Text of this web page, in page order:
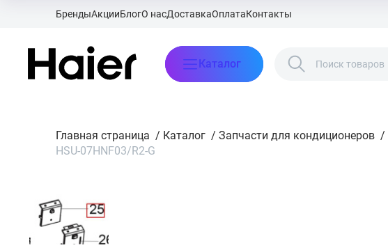
БрендыАкцииБлогО насДоставкаОплатаКонтакты
Каталог
Главная страница / Каталог / Запчасти для кондиционеров /
HSU-07HNF03/R2-G